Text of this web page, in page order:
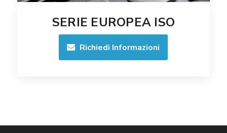
SERIE EUROPEA ISO
Richiedi Informazioni